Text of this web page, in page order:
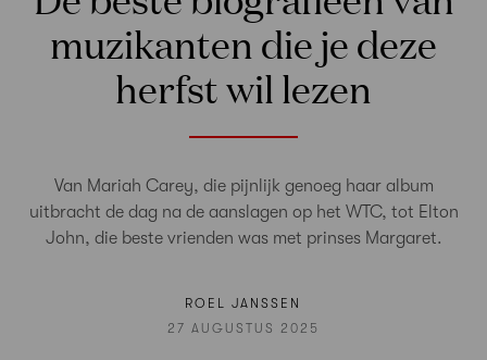
muzikanten die je deze
herfst wil lezen
Van Mariah Carey, die pijnlijk genoeg haar album
uitbracht de dag na de aanslagen op het WTC, tot Elton
John, die beste vrienden was met prinses Margaret.
ROEL JANSSEN
27 AUGUSTUS 2025